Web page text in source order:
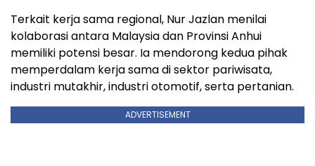
Terkait kerja sama regional, Nur Jazlan menilai
kolaborasi antara Malaysia dan Provinsi Anhui
memiliki potensi besar. Ia mendorong kedua pihak
memperdalam kerja sama di sektor pariwisata,
industri mutakhir, industri otomotif, serta pertanian.
ADVERTISEMENT